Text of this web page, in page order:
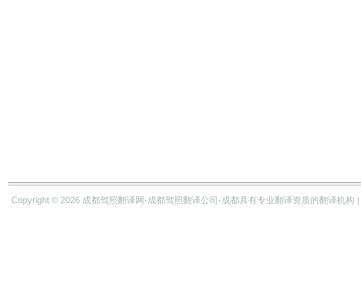
Copyright © 2026 成都驾照翻译网-成都驾照翻译公司-成都具有专业翻译资质的翻译机构 |